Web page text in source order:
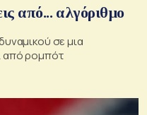
από... αλγόριθμο
σε μια
από ρομπότ